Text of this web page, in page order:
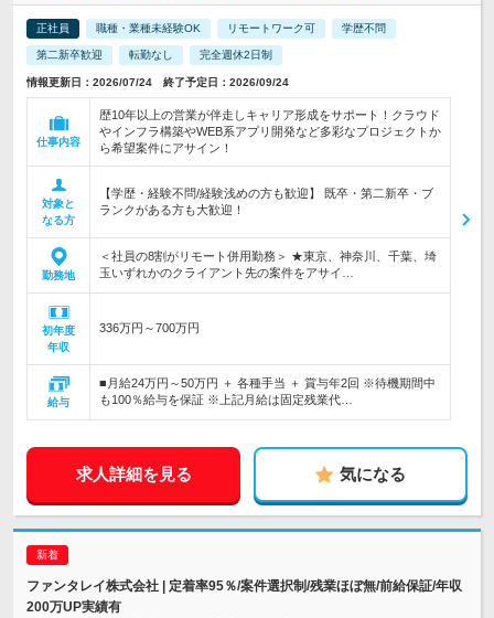
正社員 職種・業種未経験OK リモートワーク可 学歴不問
第二新卒歓迎 転勤なし 完全週休2日制
情報更新日：2026/07/24 終了予定日：2026/09/24
仕事内容
歴10年以上の営業が伴走しキャリア形成をサポート！クラウド
やインフラ構築やWEB系アプリ開発など多彩なプロジェクトか
ら希望案件にアサイン！
対象と
なる方
【学歴・経験不問/経験浅めの方も歓迎】 既卒・第二新卒・ブ
ランクがある方も大歓迎！
勤務地
＜社員の8割がリモート併用勤務＞ ★東京、神奈川、千葉、埼
玉いずれかのクライアント先の案件をアサイ…
初年度
年収
336万円～700万円
給与
■月給24万円～50万円 ＋ 各種手当 ＋ 賞与年2回 ※待機期間中
も100％給与を保証 ※上記月給は固定残業代…
求人詳細を見る 気になる
ファンタレイ株式会社 | 定着率95％/案件選択制/残業ほぼ無/前給保証/年収
200万UP実績有